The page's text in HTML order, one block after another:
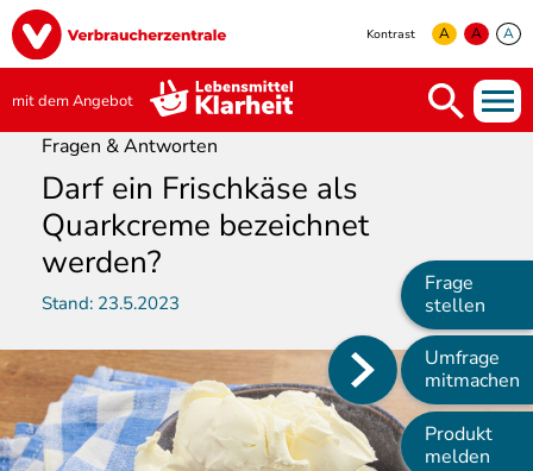
Direkt
zum
Inhalt
Image
Kontrast A A A
mit dem Angebot
Main
navigation
Frage
stellen
Umfrage
mitmachen
Produkt
melden
Fragen & Antworten
Darf ein Frischkäse als
Quarkcreme bezeichnet
werden?
Stand: 23.5.2023